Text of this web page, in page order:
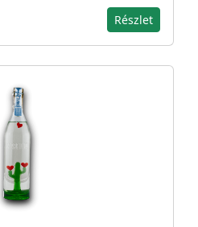
Részlet